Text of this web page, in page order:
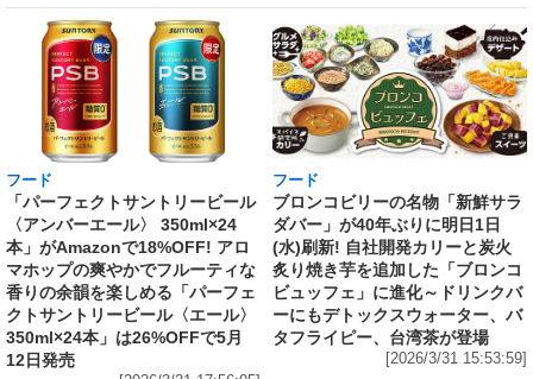
フード
「パーフェクトサントリービール
〈アンバーエール〉 350ml×24
本」がAmazonで18%OFF! アロ
マホップの爽やかでフルーティな
香りの余韻を楽しめる「パーフェ
クトサントリービール〈エール〉
350ml×24本」は26%OFFで5月
12日発売
フード
ブロンコビリーの名物「新鮮サラ
ダバー」が40年ぶりに明日1日
(水)刷新! 自社開発カリーと炭火
炙り焼き芋を追加した「ブロンコ
ビュッフェ」に進化～ドリンクバ
ーにもデトックスウォーター、バ
タフライピー、台湾茶が登場
[2026/3/31 15:53:59]